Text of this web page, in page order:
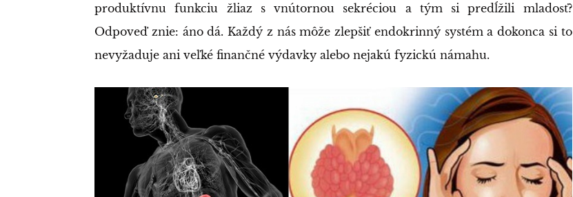
produktívnu funkciu žliaz s vnútornou sekréciou a tým si predĺžili mladosť?
Odpoveď znie: áno dá. Každý z nás môže zlepšiť endokrinný systém a dokonca si to
nevyžaduje ani veľké finančné výdavky alebo nejakú fyzickú námahu.